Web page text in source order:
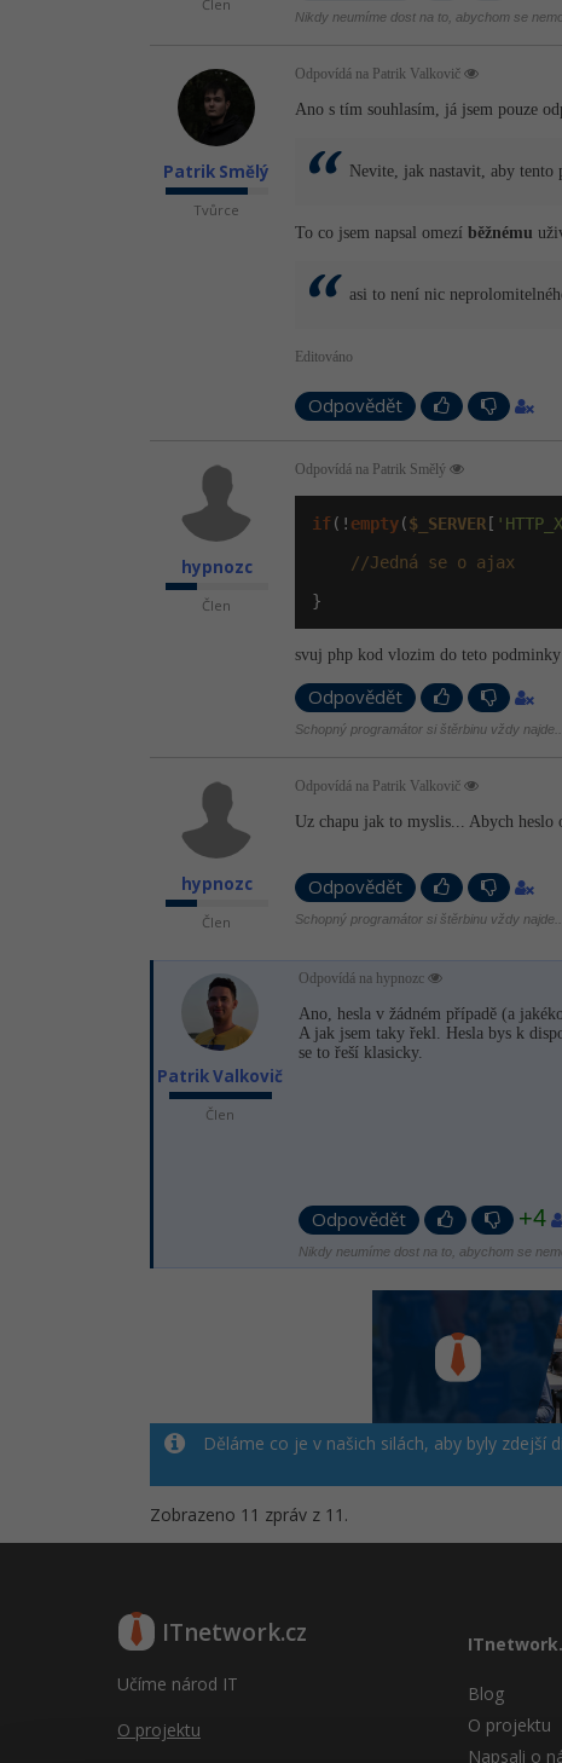
Člen
Nikdy neumíme dost na to, abychom se
Patrik Smělý
Tvůrce
Odpovídá na Patrik Valkovič
Ano s tím souhlasím, já jsem pouze
Nevite, jak nastavit, aby
To co jsem napsal omezí běžnému
asi to není nic
Editováno
Odpovědět
hypnozc
Člen
Odpovídá na Patrik Smělý
if (! empty($_SERVER [
//Jedná se o ajax
}
svuj php kod vlozim do teto podminky
Odpovědět
Schopný programátor si štěrbinu vždy najde...
hypnozc
Člen
Odpovídá na Patrik Valkovič
Uz chapu jak to myslis... Abych
Odpovědět
Schopný programátor si štěrbinu vždy najde...
Patrik Valkovič
Člen
Odpovídá na hypnozc
Ano, hesla v žádném případě (a
A jak jsem taky řekl. Hesla bys k
se to řeší klasicky.
Odpovědět +4
Nikdy neumíme dost na to, abychom se
Děláme co je v našich silách, aby byly
Zobrazeno 11 zpráv z 11.
ITnetwork.cz
Učíme národ IT
O projektu
Blog
O projektu
Napsali o